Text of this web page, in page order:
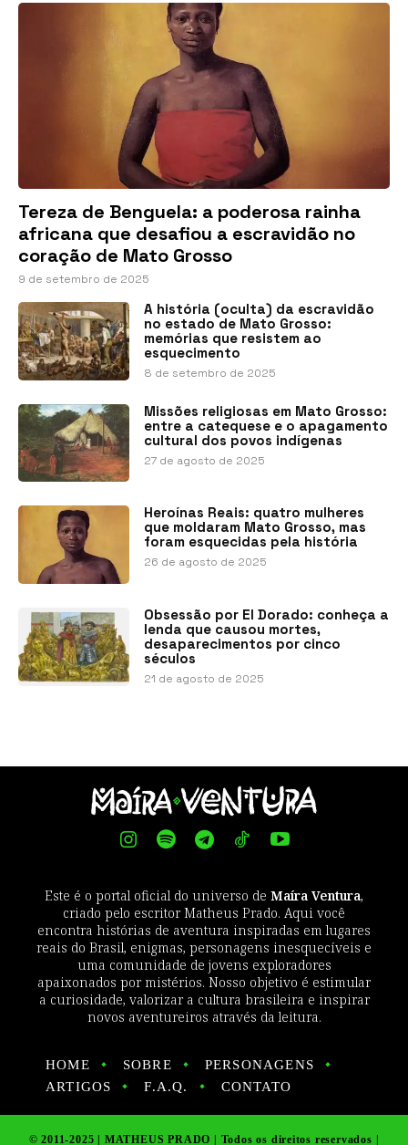
Tereza de Benguela: a poderosa rainha
africana que desafiou a escravidão no
coração de Mato Grosso
9 de setembro de 2025
A história (oculta) da escravidão
no estado de Mato Grosso:
memórias que resistem ao
esquecimento
8 de setembro de 2025
Missões religiosas em Mato Grosso:
entre a catequese e o apagamento
cultural dos povos indígenas
27 de agosto de 2025
Heroínas Reais: quatro mulheres
que moldaram Mato Grosso, mas
foram esquecidas pela história
26 de agosto de 2025
Obsessão por El Dorado: conheça a
lenda que causou mortes,
desaparecimentos por cinco
séculos
21 de agosto de 2025
Este é o portal oficial do universo de Maíra Ventura,
criado pelo escritor Matheus Prado. Aqui você
encontra histórias de aventura inspiradas em lugares
reais do Brasil, enigmas, personagens inesquecíveis e
uma comunidade de jovens exploradores
apaixonados por mistérios. Nosso objetivo é estimular
a curiosidade, valorizar a cultura brasileira e inspirar
novos aventureiros através da leitura.
HOME SOBRE
PERSONAGENS
ARTIGOS
F.A.Q. CONTATO
© 2011-2025 | MATHEUS PRADO | Todos os direitos reservados |